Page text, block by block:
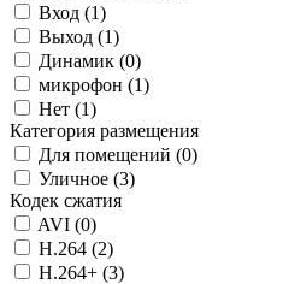
Вход (1)
Выход (1)
Динамик (0)
микрофон (1)
Нет (1)
Категория размещения
Для помещений (0)
Уличное (3)
Кодек сжатия
AVI (0)
H.264 (2)
H.264+ (3)